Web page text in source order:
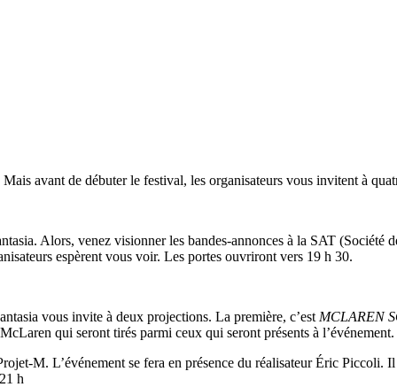
avant de débuter le festival, les organisateurs vous invitent à
Alors, venez visionner les bandes-annonces à la SAT (Société
espèrent vous voir. Les portes ouvriront vers 19 h 30.
vous invite à deux projections. La première, c’est MCLAREN
qui seront tirés parmi ceux qui seront présents à l’événement.
M. L’événement se fera en présence du réalisateur Éric Piccoli.
h